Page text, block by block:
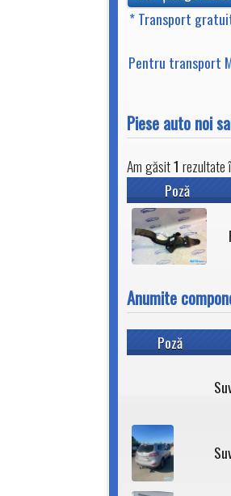
* Transport
Pentru transport
Piese auto noi
Am găsit1 rezultate
Poză
Anumite
Poză